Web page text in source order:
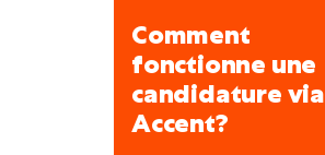
Comment
fonctionne une
candidature via
Accent?